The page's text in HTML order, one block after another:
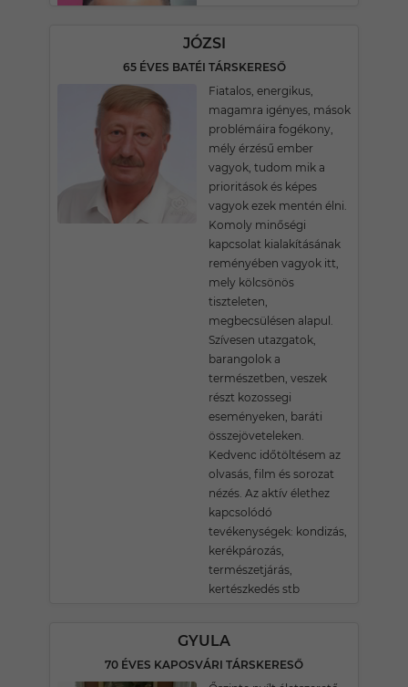
JÓZSI
65 ÉVES BATÉI TÁRSKERESŐ
Fiatalos, energikus,
magamra igényes, mások
problémáira fogékony,
mély érzésű ember
vagyok, tudom mik a
prioritások és képes
vagyok ezek mentén élni.
Komoly minőségi
kapcsolat kialakításának
reményében vagyok itt,
mely kölcsönös
tiszteleten,
megbecsülésen alapul.
Szívesen utazgatok,
barangolok a
természetben, veszek
részt kozossegi
eseményeken, baráti
összejöveteleken.
Kedvenc időtöltésem az
olvasás, film és sorozat
nézés. Az aktív élethez
kapcsolódó
tevékenységek: kondizás,
kerékpározás,
természetjárás,
kertészkedés stb
GYULA
70 ÉVES KAPOSVÁRI TÁRSKERESŐ